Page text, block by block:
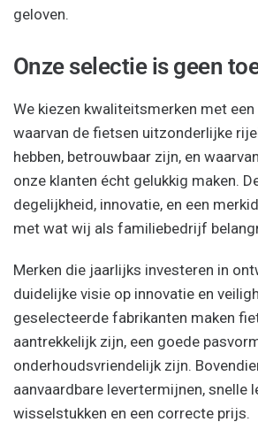
geloven.
Onze selectie is geen
We kiezen kwaliteitsmerken met een
waarvan de fietsen uitzonderlijke
hebben, betrouwbaar zijn, en
onze klanten écht gelukkig maken.
degelijkheid, innovatie, en een
met wat wij als familiebedrijf
Merken die jaarlijks investeren in
duidelijke visie op innovatie en
geselecteerde fabrikanten maken
aantrekkelijk zijn, een goede
onderhoudsvriendelijk zijn.
aanvaardbare levertermijnen, snelle
wisselstukken en een correcte prijs.